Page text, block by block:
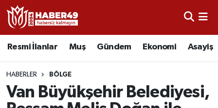
Resmi İlanlar Muş Gündem Ekonomi Asayiş
HABERLER BÖLGE
Van Büyükşehir Belediyesi,
Resmi İlanlar
Asayiş
Bölge
Uşak Nöbetçi Eczaneler
Uşak Hava Durumu
Uşak Namaz Vakitleri